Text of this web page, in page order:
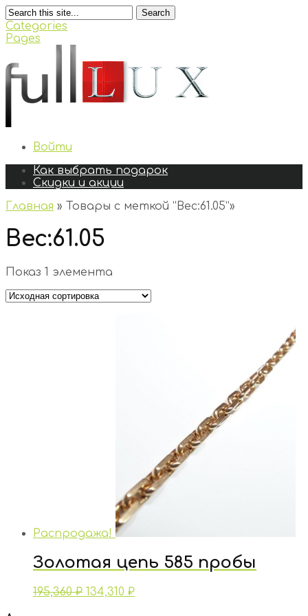
Search
Categories
Pages
Войти
Как выбрать подарок
Скидки и акции
Главная » Товары с меткой “Вес:61.05”»
Вес:61.05
Показ 1 элемента
Распродажа!
Золотая цепь 585 пробы
195,360₽ 134,310 ₽